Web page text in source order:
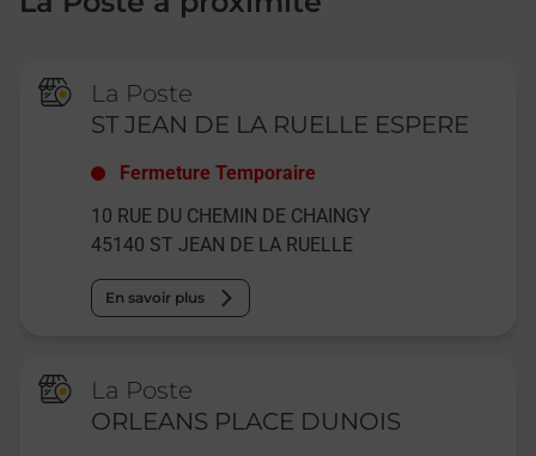
La Poste
ST JEAN DE LA RUELLE ESPERE
Fermeture Temporaire
10 RUE DU CHEMIN DE CHAINGY
45140 ST JEAN DE LA RUELLE
En savoir plus
La Poste
ORLEANS PLACE DUNOIS